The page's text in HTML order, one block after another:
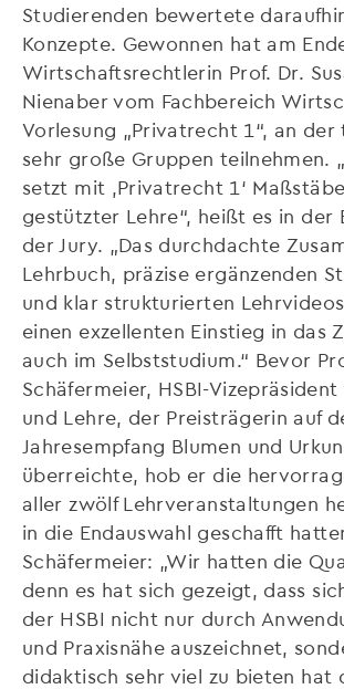
Studierenden bewertete
Konzepte. Gewonnen hat am
Wirtschaftsrechtlerin Prof. Dr.
Nienaber vom Fachbereich
Vorlesung „Privatrecht 1“, an
sehr große Gruppen teilnehmen.
setzt mit ,Privatrecht 1‘
gestützter Lehre“, heißt es in der
der Jury. „Das durchdachte
Lehrbuch, präzise ergänzenden
und klar strukturierten
einen exzellenten Einstieg in das
auch im Selbststudium.“ Bevor
Schäfermeier, HSBI-
und Lehre, der Preisträgerin auf
Jahresempfang Blumen und
überreichte, hob er die
aller zwölf Lehrveranstaltungen
in die Endauswahl geschafft
Schäfermeier: „Wir hatten die
denn es hat sich gezeigt, dass
der HSBI nicht nur durch
und Praxisnähe auszeichnet,
didaktisch sehr viel zu bieten hat